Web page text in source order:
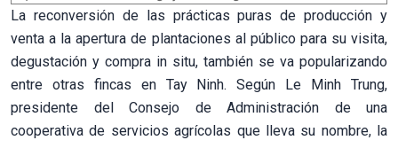
La reconversión de las prácticas puras de producción y
venta a la apertura de plantaciones al público para su visita,
degustación y compra in situ, también se va popularizando
entre otras fincas en Tay Ninh. Según Le Minh Trung,
presidente del Consejo de Administración de una
cooperativa de servicios agrícolas que lleva su nombre, la